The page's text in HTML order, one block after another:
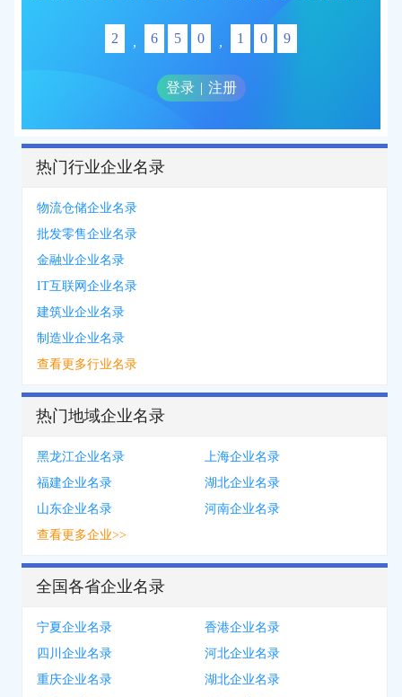
2 , 6 5 0 , 1 0 9
登录 | 注册
热门行业企业名录
物流仓储企业名录
批发零售企业名录
金融业企业名录
IT互联网企业名录
建筑业企业名录
制造业企业名录
查看更多行业名录
热门地域企业名录
黑龙江企业名录
上海企业名录
福建企业名录
湖北企业名录
山东企业名录
河南企业名录
查看更多企业>>
全国各省企业名录
宁夏企业名录
香港企业名录
四川企业名录
河北企业名录
重庆企业名录
湖北企业名录